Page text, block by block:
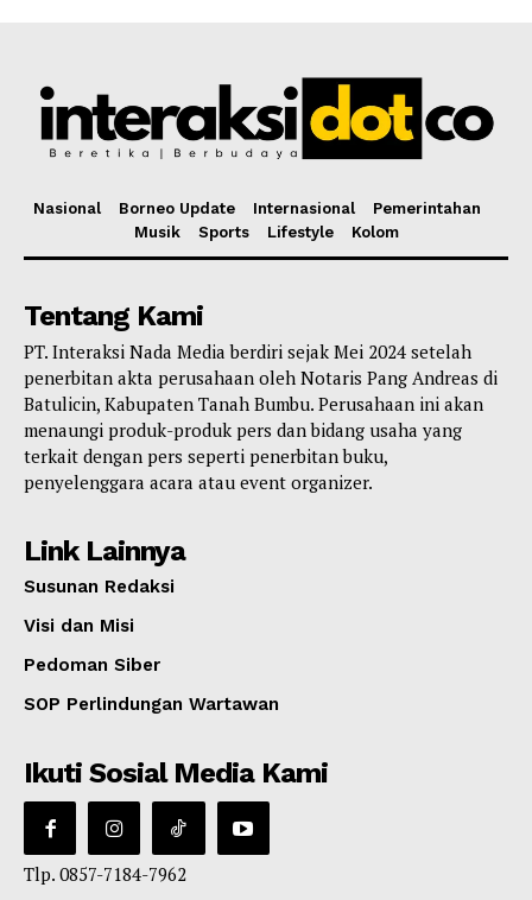
Nasional Borneo Update Internasional
Pemerintahan
Musik
Sports Lifestyle Kolom
Tentang Kami
PT. Interaksi Nada Media berdiri sejak Mei 2024 setelah
penerbitan akta perusahaan oleh Notaris Pang Andreas di
Batulicin, Kabupaten Tanah Bumbu. Perusahaan ini akan
menaungi produk-produk pers dan bidang usaha yang
terkait dengan pers seperti penerbitan buku,
penyelenggara acara atau event organizer.
Link Lainnya
Susunan Redaksi
Visi dan Misi
Pedoman Siber
SOP Perlindungan Wartawan
Ikuti Sosial Media Kami
Tlp. 0857-7184-7962